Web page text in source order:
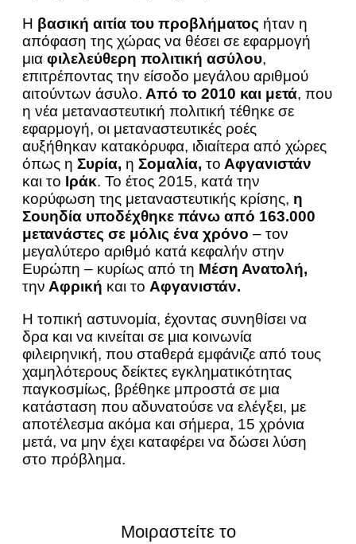
Η βασική αιτία του προβλήματος ήταν η
απόφαση της χώρας να θέσει σε εφαρμογή
μια φιλελεύθερη πολιτική ασύλου,
επιτρέποντας την είσοδο μεγάλου αριθμού
αιτούντων άσυλο. Από το 2010 και μετά, που
η νέα μεταναστευτική πολιτική τέθηκε σε
εφαρμογή, οι μεταναστευτικές ροές
αυξήθηκαν κατακόρυφα, ιδιαίτερα από χώρες
όπως η Συρία, η Σομαλία, το Αφγανιστάν
και το Ιράκ. Το έτος 2015, κατά την
κορύφωση της μεταναστευτικής κρίσης, η
Σουηδία υποδέχθηκε πάνω από 163.000
μετανάστες σε μόλις ένα χρόνο – τον
μεγαλύτερο αριθμό κατά κεφαλήν στην
Ευρώπη – κυρίως από τη Μέση Ανατολή,
την Αφρική και το Αφγανιστάν.
Η τοπική αστυνομία, έχοντας συνηθίσει να
δρα και να κινείται σε μια κοινωνία
φιλειρηνική, που σταθερά εμφάνιζε από τους
χαμηλότερους δείκτες εγκληματικότητας
παγκοσμίως, βρέθηκε μπροστά σε μια
κατάσταση που αδυνατούσε να ελέγξει, με
αποτέλεσμα ακόμα και σήμερα, 15 χρόνια
μετά, να μην έχει καταφέρει να δώσει λύση
στο πρόβλημα.
Μοιραστείτε το